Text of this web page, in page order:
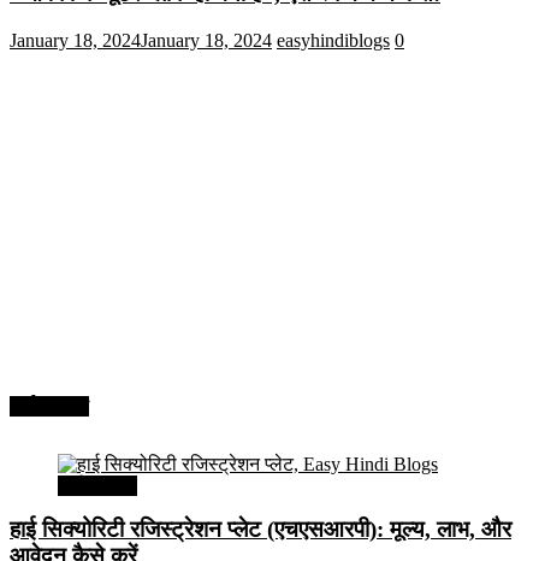
January 18, 2024January 18, 2024 easyhindiblogs 0
हाई सिक्योरिटी रजिस्ट्रेशन प्लेट (एचएसआरपी): मूल्य, लाभ, और